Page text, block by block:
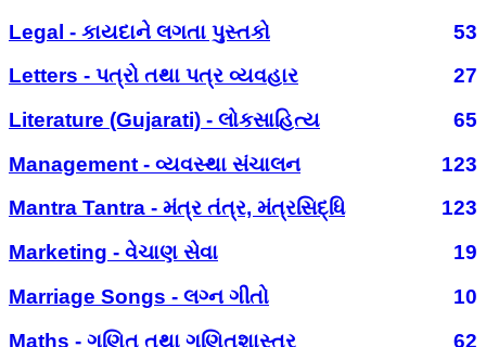
Legal - કાયદાને લગતા પુસ્તકો
53
Letters - પત્રો તથા પત્ર વ્યવહાર
27
Literature (Gujarati) - લોકસાહિત્ય
65
Management - વ્યવસ્થા સંચાલન
123
Mantra Tantra - મંત્ર તંત્ર, મંત્રસિદ્ધિ
123
Marketing - વેચાણ સેવા
19
Marriage Songs - લગ્ન ગીતો
10
Maths - ગણિત તથા ગણિતશાસ્ત્ર
62